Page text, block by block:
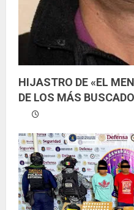
HIJASTRO DE «EL
DE LOS MÁS